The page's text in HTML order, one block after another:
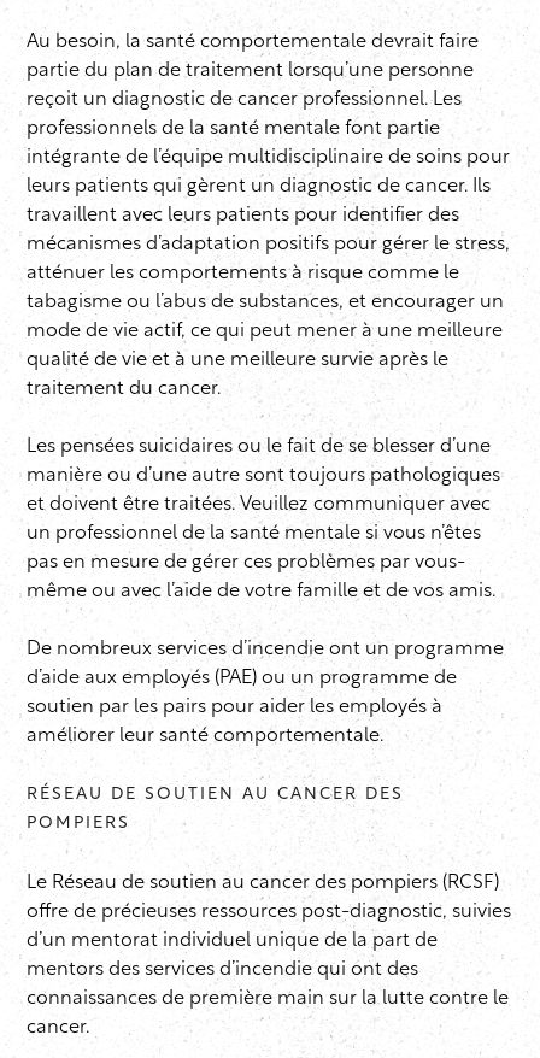
Au besoin, la santé comportementale devrait faire
partie du plan de traitement lorsqu’une personne
reçoit un diagnostic de cancer professionnel. Les
professionnels de la santé mentale font partie
intégrante de l’équipe multidisciplinaire de soins pour
leurs patients qui gèrent un diagnostic de cancer. Ils
travaillent avec leurs patients pour identifier des
mécanismes d’adaptation positifs pour gérer le stress,
atténuer les comportements à risque comme le
tabagisme ou l’abus de substances, et encourager un
mode de vie actif, ce qui peut mener à une meilleure
qualité de vie et à une meilleure survie après le
traitement du cancer.
Les pensées suicidaires ou le fait de se blesser d’une
manière ou d’une autre sont toujours pathologiques
et doivent être traitées. Veuillez communiquer avec
un professionnel de la santé mentale si vous n’êtes
pas en mesure de gérer ces problèmes par vous-
même ou avec l’aide de votre famille et de vos amis.
De nombreux services d’incendie ont un programme
d’aide aux employés (PAE) ou un programme de
soutien par les pairs pour aider les employés à
améliorer leur santé comportementale.
RÉSEAU DE SOUTIEN AU CANCER DES
POMPIERS
Le Réseau de soutien au cancer des pompiers (RCSF)
offre de précieuses ressources post-diagnostic, suivies
d’un mentorat individuel unique de la part de
mentors des services d’incendie qui ont des
connaissances de première main sur la lutte contre le
cancer.